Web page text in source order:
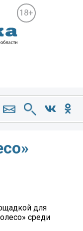
18+
для
среди